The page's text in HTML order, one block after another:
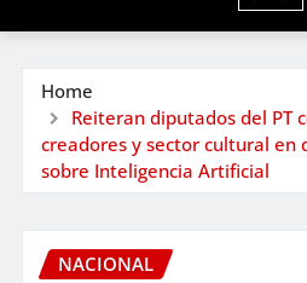
Home
Reiteran diputados del PT
creadores y sector cultural en
sobre Inteligencia Artificial
NACIONAL